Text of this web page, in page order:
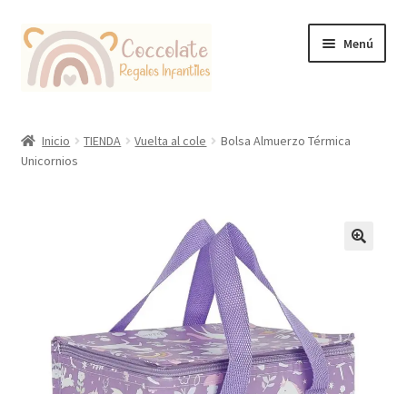
Ir
la
Ir
contenido
Menú
Coccolate Puericultura y Juguetería Educativa
Inicio TIENDA Vuelta al cole
Bolsa Almuerzo Térmica
Unicornios